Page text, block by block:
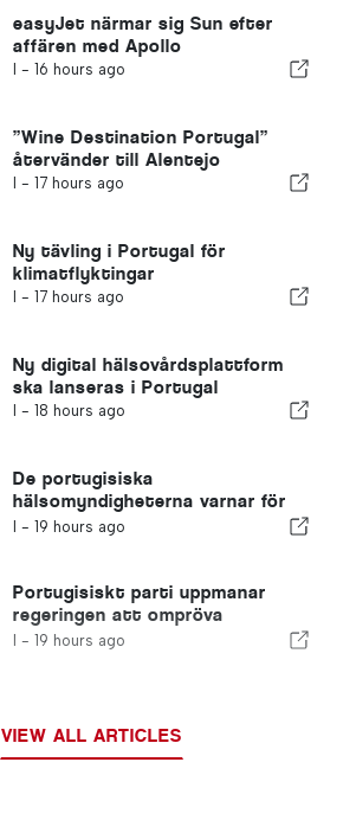
easyJet närmar sig Sun efter
affären med Apollo
I - 16 hours ago
”Wine Destination Portugal”
återvänder till Alentejo
I - 17 hours ago
Ny tävling i Portugal för
klimatflyktingar
I - 17 hours ago
Ny digital hälsovårdsplattform
ska lanseras i Portugal
I - 18 hours ago
De portugisiska
hälsomyndigheterna varnar för
farorna med drunkning
I - 19 hours ago
Portugisiskt parti uppmanar
regeringen att ompröva
Marockos värdskap för VM 2030
I - 19 hours ago
VIEW ALL ARTICLES